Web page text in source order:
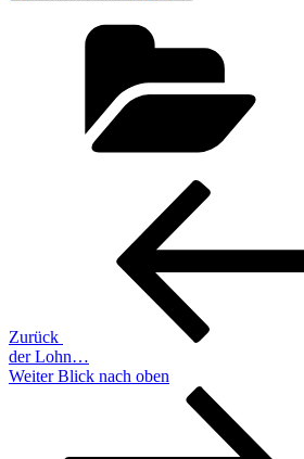
Beitragsnavigation
Zurück
der Lohn…
Nächster
Weiter Blick nach oben